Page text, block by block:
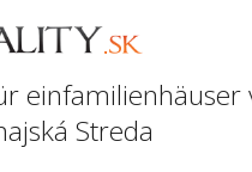
einfamilienhäuser
Streda